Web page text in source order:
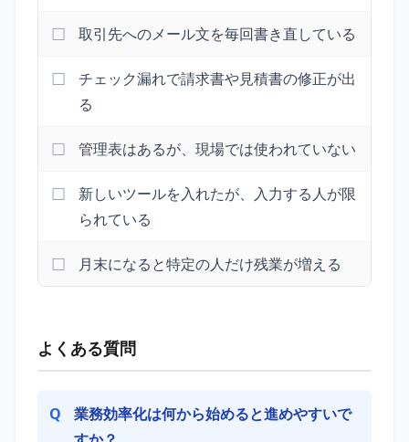
取引先へのメール文を毎回書き直している
チェック漏れで請求書や見積書の修正が出
る
管理表はあるが、現場では使われていない
新しいツールを入れたが、入力する人が限
られている
月末になると特定の人だけ残業が増える
よくある質問
業務効率化は何から始めると進めやすいで